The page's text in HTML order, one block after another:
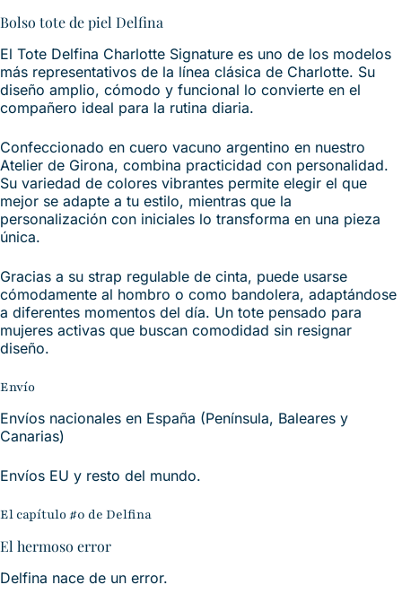
Bolso tote de piel Delfina
El Tote Delfina Charlotte Signature es uno de los modelos
más representativos de la línea clásica de Charlotte. Su
diseño amplio, cómodo y funcional lo convierte en el
compañero ideal para la rutina diaria.
Confeccionado en cuero vacuno argentino en nuestro
Atelier de Girona, combina practicidad con personalidad.
Su variedad de colores vibrantes permite elegir el que
mejor se adapte a tu estilo, mientras que la
personalización con iniciales lo transforma en una pieza
única.
Gracias a su strap regulable de cinta, puede usarse
cómodamente al hombro o como bandolera, adaptándose
a diferentes momentos del día. Un tote pensado para
mujeres activas que buscan comodidad sin resignar
diseño.
Envío
Envíos nacionales en España (Península, Baleares y
Canarias)
Envíos EU y resto del mundo.
El capítulo #0 de Delfina
El hermoso error
Delfina nace de un error.